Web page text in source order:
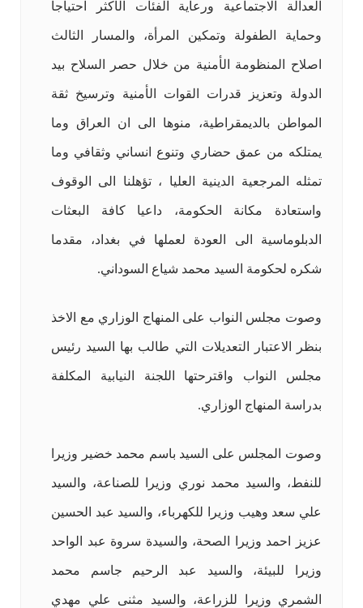
العدالة الاجتماعية ورعاية الفئات الأكثر احتياجا
وحماية الطفولة وتمكين المرأة، والمسار الثالث
اصلاح المنظومة الأمنية من خلال حصر السلاح بيد
الدولة وتعزيز قدرات القوات الأمنية وترسيخ ثقة
المواطن بالديمقراطية، منوها الى ان العراق وما
يمتلكه من عمق حضاري وتنوع انساني وثقافي وما
تمثله المرجعية الدينية العليا ، تؤهلنا الى الوقوف
واستعادة مكانة الحكومة، داعيا كافة البعثات
الدبلوماسية الى العودة لعملها في بغداد، مقدما
شكره لحكومة السيد محمد شياع السوداني.
وصوت مجلس النواب على المنهاج الوزاري مع الاخذ
بنظر الاعتبار التعديلات التي طالب بها السيد رئيس
مجلس النواب واقترحتها اللجنة النيابية المكلفة
بدراسة المنهاج الوزاري.
وصوت المجلس على السيد باسم محمد خضير وزيرا
للنفط، والسيد محمد نوري وزيرا للصناعة، والسيد
علي سعد وهيب وزيرا للكهرباء، والسيد عبد الحسين
عزيز احمد وزيرا الصحة، والسيدة سروة عبد الواحد
وزيرا للبيئة، والسيد عبد الرحيم جاسم محمد
الشمري وزيرا للزراعة، والسيد مثنى علي مهدي